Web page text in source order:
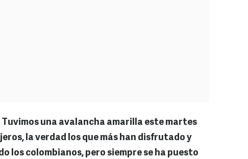
Tuvimos una avalancha amarilla este martes
la verdad los que más han disfrutado y
los colombianos, pero siempre se ha puesto